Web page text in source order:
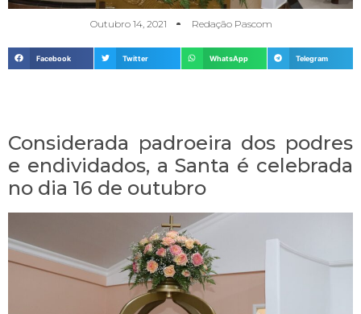
Outubro 14, 2021 Redação Pascom
Facebook Twitter WhatsApp Telegram
Considerada padroeira dos podres
e endividados, a Santa é celebrada
no dia 16 de outubro